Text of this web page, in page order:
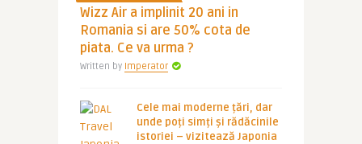
Wizz Air a implinit 20 ani in
Romania si are 50% cota de
piata. Ce va urma ?
Written by Imperator
Cele mai moderne țări, dar
unde poți simți și rădăcinile
istoriei – vizitează Japonia